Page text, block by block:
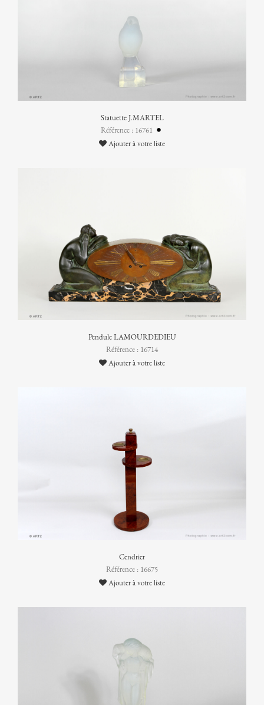
Statuette J.MARTEL
Référence : 16761
Ajouter à votre liste
Pendule LAMOURDEDIEU
Référence : 16714
Ajouter à votre liste
Cendrier
Référence : 16675
Ajouter à votre liste